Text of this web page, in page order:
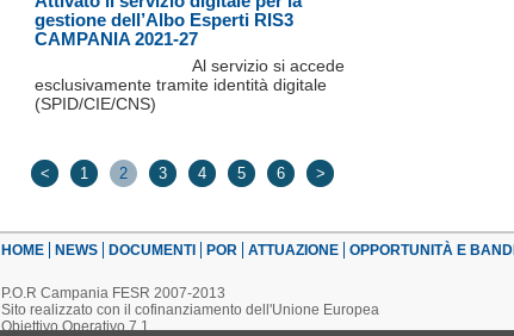
gestione dell’Albo Esperti RIS3
CAMPANIA 2021-27
Al servizio si accede
esclusivamente tramite identità digitale
(SPID/CIE/CNS)
< 1 2 3 4 5 6 >
HOME NEWS DOCUMENTI POR ATTUAZIONE OPPORTUNITÀ E BANDI
P.O.R Campania FESR 2007-2013
Sito realizzato con il cofinanziamento dell'Unione Europea
Obiettivo Operativo 7.1